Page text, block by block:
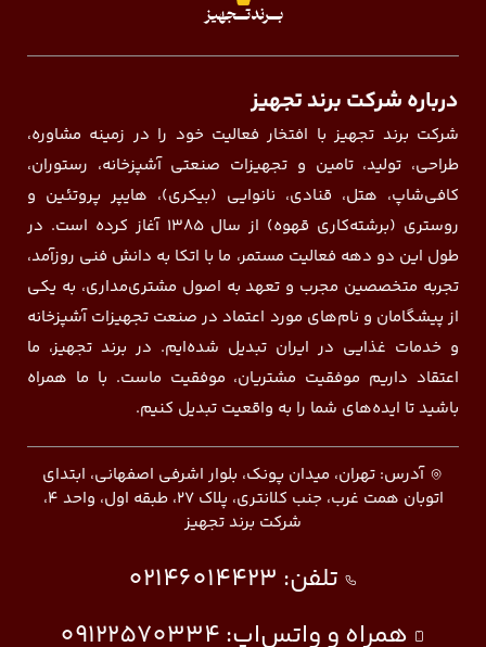
درباره شرکت برند تجهیز
شرکت برند تجهیز با افتخار فعالیت خود را در زمینه مشاوره،
طراحی، تولید، تامین و تجهیزات صنعتی آشپزخانه، رستوران،
کافی‌شاپ، هتل، قنادی، نانوایی (بیکری)، هایپر پروتئین و
روستری (برشته‌کاری قهوه) از سال ۱۳۸۵ آغاز کرده است. در
طول این دو دهه فعالیت مستمر، ما با اتکا به دانش فنی روزآمد،
تجربه متخصصین مجرب و تعهد به اصول مشتری‌مداری، به یکی
از پیشگامان و نام‌های مورد اعتماد در صنعت تجهیزات آشپزخانه
و خدمات غذایی در ایران تبدیل شده‌ایم. در برند تجهیز، ما
اعتقاد داریم موفقیت مشتریان، موفقیت ماست. با ما همراه
باشید تا ایده‌های شما را به واقعیت تبدیل کنیم.
آدرس: تهران، میدان پونک، بلوار اشرفی اصفهانی، ابتدای
اتوبان همت غرب، جنب کلانتری، پلاک ۲۷، طبقه اول، واحد ۴،
شرکت برند تجهیز
تلفن: 02146014423
همراه و واتس‌اپ:09122570334